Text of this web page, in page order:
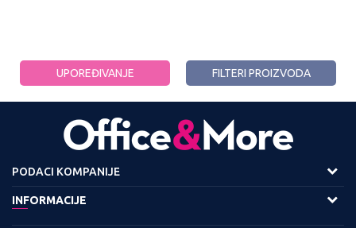
UPOREĐIVANJE FILTERI PROIZVODA
PODACI KOMPANIJE
Adresa :
INFORMACIJE